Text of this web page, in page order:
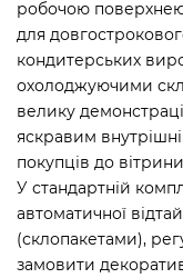
робочою
для
кондитерських
охолоджуючими
велику
яскравим
покупців до
У стандартній
автоматичної
(склопакетами),
замовити